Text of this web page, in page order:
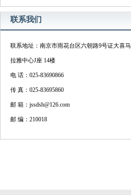
联系我们
联系地址：南京市雨花台区六朝路9号证大喜马
拉雅中心J座 14楼
电 话：025-83690866
传 真：025-83695860
邮 箱：jssdsh@126.com
邮 编：210018